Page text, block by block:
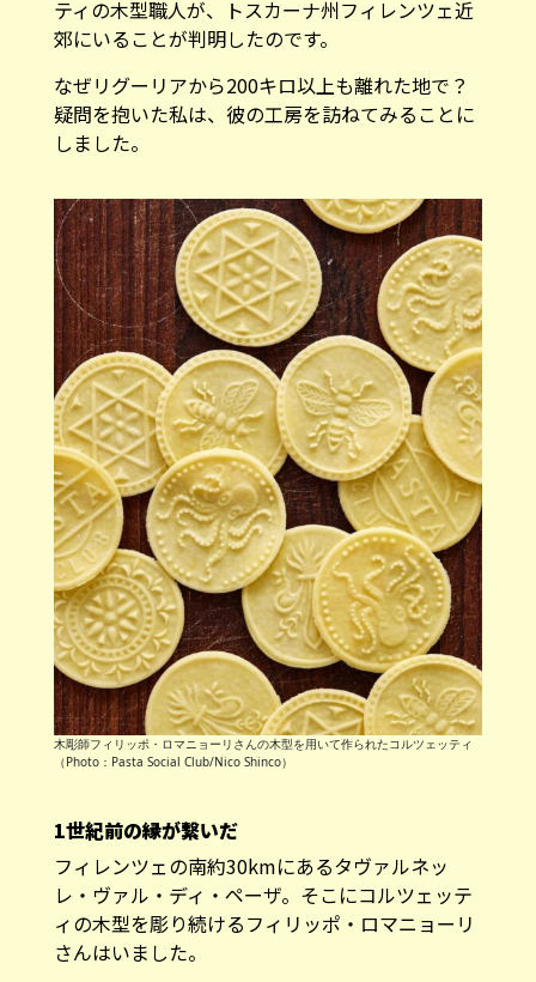
ティの木型職人が、トスカーナ州フィレンツェ近
郊にいることが判明したのです。
なぜリグーリアから200キロ以上も離れた地で？
疑問を抱いた私は、彼の工房を訪ねてみることに
しました。
木彫師フィリッポ・ロマニョーリさんの木型を用いて作られたコルツェッティ
（Photo：Pasta Social Club/Nico Shinco）
1世紀前の縁が繋いだ
フィレンツェの南約30kmにあるタヴァルネッ
レ・ヴァル・ディ・ペーザ。そこにコルツェッテ
ィの木型を彫り続けるフィリッポ・ロマニョーリ
さんはいました。